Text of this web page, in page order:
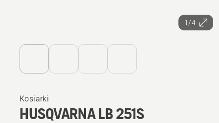
1/4
Kosiarki
HUSQVARNA LB 251S